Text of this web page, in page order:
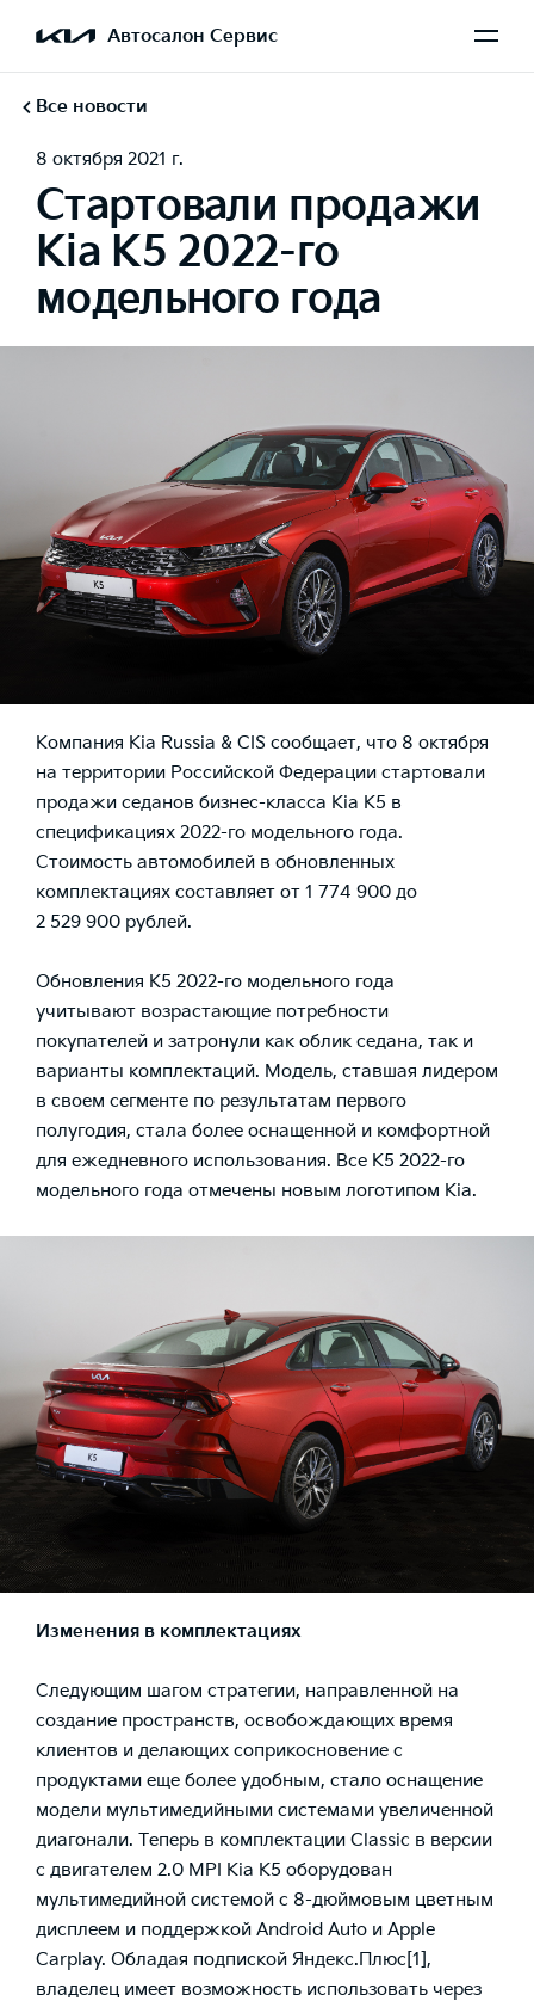
Автосалон Сервис
Все новости
8 октября 2021 г.
Стартовали продажи
Kia К5 2022-го
модельного года
Компания Kia Russia & CIS сообщает, что 8 октября
на территории Российской Федерации стартовали
продажи седанов бизнес-класса Kia K5 в
спецификациях 2022-го модельного года.
Стоимость автомобилей в обновленных
комплектациях составляет от 1 774 900 до
2 529 900 рублей.
Обновления К5 2022-го модельного года
учитывают возрастающие потребности
покупателей и затронули как облик седана, так и
варианты комплектаций. Модель, ставшая лидером
в своем сегменте по результатам первого
полугодия, стала более оснащенной и комфортной
для ежедневного использования. Все K5 2022-го
модельного года отмечены новым логотипом Kia.
Изменения в комплектациях
Следующим шагом стратегии, направленной на
создание пространств, освобождающих время
клиентов и делающих соприкосновение с
продуктами еще более удобным, стало оснащение
модели мультимедийными системами увеличенной
диагонали. Теперь в комплектации Classic в версии
с двигателем 2.0 MPI Kia K5 оборудован
мультимедийной системой с 8-дюймовым цветным
дисплеем и поддержкой Android Auto и Apple
Carplay. Обладая подпиской Яндекс.Плюс[1],
владелец имеет возможность использовать через